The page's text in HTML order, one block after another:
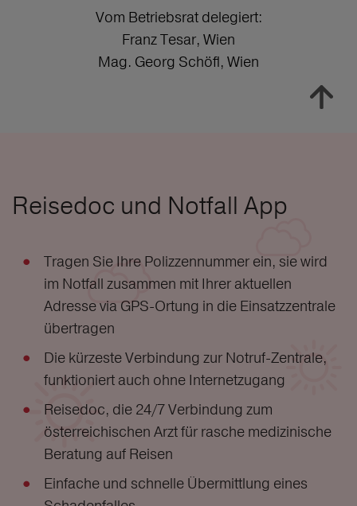
Vom Betriebsrat delegiert:
Franz Tesar, Wien
Mag. Georg Schöfl, Wien
Reisedoc und Notfall App
Tragen Sie Ihre Polizzennummer ein, sie wird
im Notfall zusammen mit Ihrer aktuellen
Adresse via GPS-Ortung in die Einsatzzentrale
übertragen
Die kürzeste Verbindung zur Notruf-Zentrale,
funktioniert auch ohne Internetzugang
Reisedoc, die 24/7 Verbindung zum
österreichischen Arzt für rasche medizinische
Beratung auf Reisen
Einfache und schnelle Übermittlung eines